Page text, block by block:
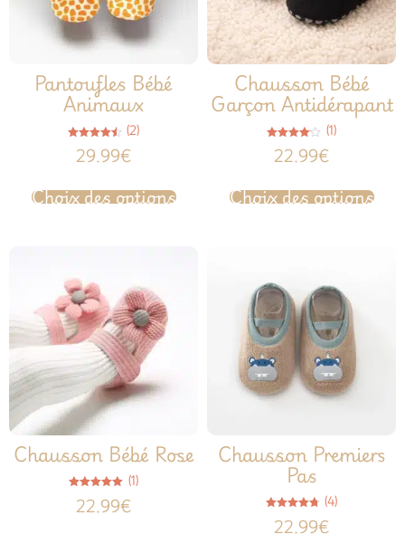
Pantoufles Bébé
Animaux
4.50
sur 5
(2)
29.99€
Choix des options
Chausson Bébé
Garçon Antidérapant
4.00
sur 5
(1)
22.99€
Choix des options
Chausson Bébé Rose
5.00
sur 5
(1)
22.99€
Chausson Premiers
Pas
4.75
sur 5
(4)
22.99€